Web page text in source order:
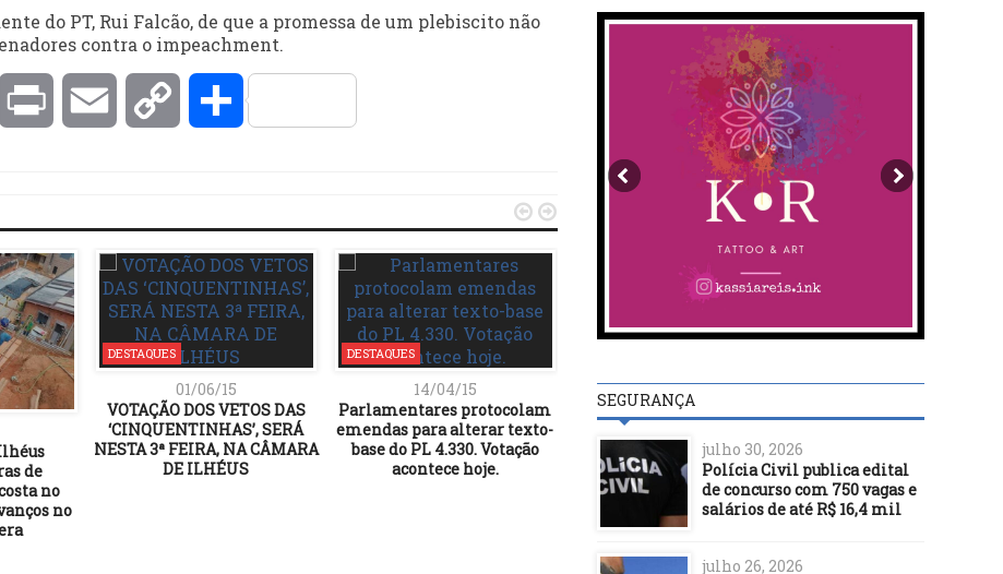
do PT, Rui Falcão, de que a promessa de um plebiscito não
contra o impeachment.
LinkedInPrint Email Copy Compartilhar
de
no
no
DESTAQUES
01/06/15
VOTAÇÃO DOS VETOS DAS
‘CINQUENTINHAS’, SERÁ
NESTA 3ª FEIRA, NA CÂMARA
DE ILHÉUS
DESTAQUES
14/04/15
Parlamentares protocolam
emendas para alterar texto-
base do PL 4.330. Votação
acontece hoje.
HRCC ultrapassa 20 mil
superávit de R$ 3,9
em novembro
 
SEGURANÇA
julho 30, 2026
Polícia Civil publica edital
de concurso com 750 vagas e
salários de até R$ 16,4 mil
julho 26, 2026